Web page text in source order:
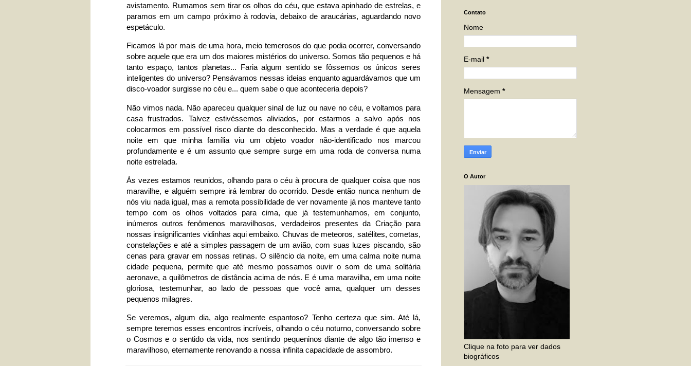
avistamento. Rumamos sem tirar os olhos do céu, que estava apinhado de estrelas, e
paramos em um campo próximo à rodovia, debaixo de araucárias, aguardando novo
espetáculo.
Ficamos lá por mais de uma hora, meio temerosos do que podia ocorrer, conversando
sobre aquele que era um dos maiores mistérios do universo. Somos tão pequenos e há
tanto espaço, tantos planetas... Faria algum sentido se fôssemos os únicos seres
inteligentes do universo? Pensávamos nessas ideias enquanto aguardávamos que um
disco-voador surgisse no céu e... quem sabe o que aconteceria depois?
Não vimos nada. Não apareceu qualquer sinal de luz ou nave no céu, e voltamos para
casa frustrados. Talvez estivéssemos aliviados, por estarmos a salvo após nos
colocarmos em possível risco diante do desconhecido. Mas a verdade é que aquela
noite em que minha família viu um objeto voador não-identificado nos marcou
profundamente e é um assunto que sempre surge em uma roda de conversa numa
noite estrelada.
Às vezes estamos reunidos, olhando para o céu à procura de qualquer coisa que nos
maravilhe, e alguém sempre irá lembrar do ocorrido. Desde então nunca nenhum de
nós viu nada igual, mas a remota possibilidade de ver novamente já nos manteve tanto
tempo com os olhos voltados para cima, que já testemunhamos, em conjunto,
inúmeros outros fenômenos maravilhosos, verdadeiros presentes da Criação para
nossas insignificantes vidinhas aqui embaixo. Chuvas de meteoros, satélites, cometas,
constelações e até a simples passagem de um avião, com suas luzes piscando, são
cenas para gravar em nossas retinas. O silêncio da noite, em uma calma noite numa
cidade pequena, permite que até mesmo possamos ouvir o som de uma solitária
aeronave, a quilômetros de distância acima de nós. E é uma maravilha, em uma noite
gloriosa, testemunhar, ao lado de pessoas que você ama, qualquer um desses
pequenos milagres.
Se veremos, algum dia, algo realmente espantoso? Tenho certeza que sim. Até lá,
sempre teremos esses encontros incríveis, olhando o céu noturno, conversando sobre
o Cosmos e o sentido da vida, nos sentindo pequeninos diante de algo tão imenso e
maravilhoso, eternamente renovando a nossa infinita capacidade de assombro.
Contato
Nome
E-mail *
Mensagem *
O Autor
Clique na foto para ver dados
biográficos